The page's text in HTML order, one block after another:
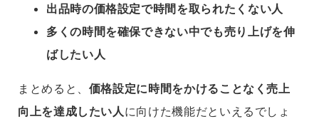
出品時の価格設定で時間を取られたくない人
多くの時間を確保できない中でも売り上げを伸
ばしたい人
まとめると、 価格設定に時間をかけることなく売上
向上を達成したい人 に向けた機能だといえるでしょ